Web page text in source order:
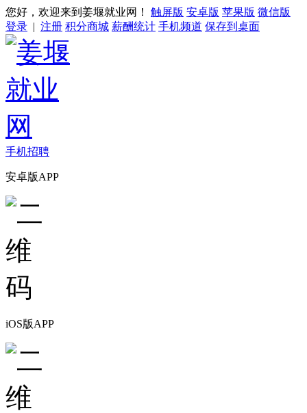
您好，欢迎来到姜堰就业网！ 触屏版 安卓版 苹果版 微信版
登录 | 注册 积分商城 薪酬统计 手机频道 保存到桌面
手机招聘
安卓版APP
iOS版APP